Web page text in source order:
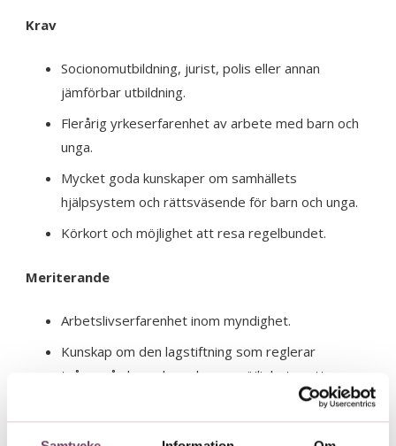
Krav
Socionomutbildning, jurist, polis eller annan
jämförbar utbildning.
Flerårig yrkeserfarenhet av arbete med barn och
unga.
Mycket goda kunskaper om samhällets
hjälpsystem och rättsväsende för barn och unga.
Körkort och möjlighet att resa regelbundet.
Meriterande
Arbetslivserfarenhet inom myndighet.
Kunskap om den lagstiftning som reglerar
tvångsvården och om barns möjligheter att